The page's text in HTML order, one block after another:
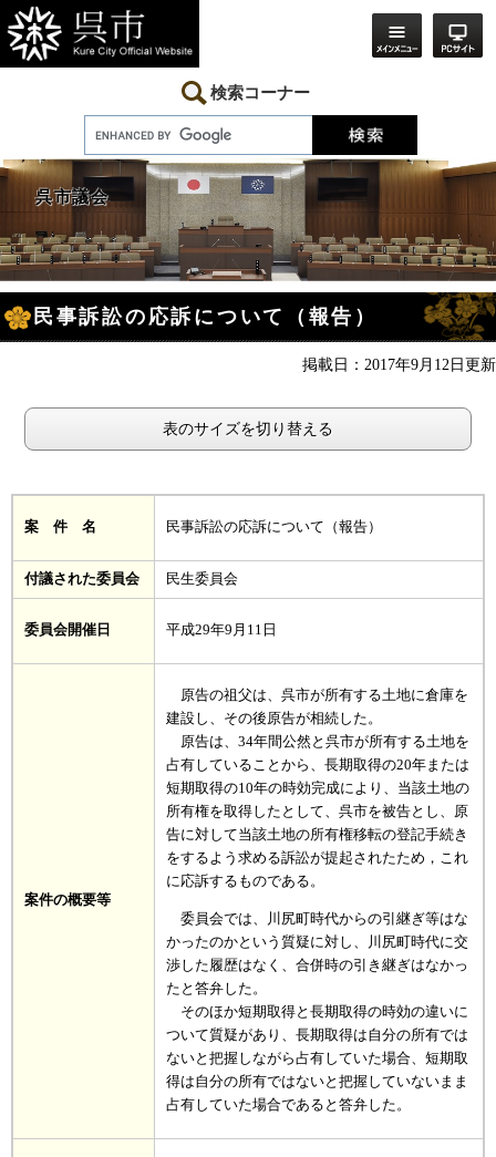
ー
ジ
の
ニ
ュ
ー
て
検索コーナー
呉市議会
文
民事訴訟の応訴について（報告）
掲載日：2017年9月12日更新
表のサイズを切り替える
案 件 名 民事訴訟の応訴について（報告）
付議された委員会 民生委員会
委員会開催日 平成29年9月11日
案件の概要等
原告の祖父は、呉市が所有する土地に倉庫を
建設し、その後原告が相続した。
原告は、34年間公然と呉市が所有する土地を
占有していることから、長期取得の20年または
短期取得の10年の時効完成により、当該土地の
所有権を取得したとして、呉市を被告とし、原
告に対して当該土地の所有権移転の登記手続き
をするよう求める訴訟が提起されたため，これ
に応訴するものである。
委員会では、川尻町時代からの引継ぎ等はな
かったのかという質疑に対し、川尻町時代に交
渉した履歴はなく、合併時の引き継ぎはなかっ
たと答弁した。
そのほか短期取得と長期取得の時効の違いに
ついて質疑があり、長期取得は自分の所有では
ないと把握しながら占有していた場合、短期取
得は自分の所有ではないと把握していないまま
占有していた場合であると答弁した。